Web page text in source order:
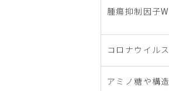
腫瘍抑制因子
コロナウイル
アミノ糖や構